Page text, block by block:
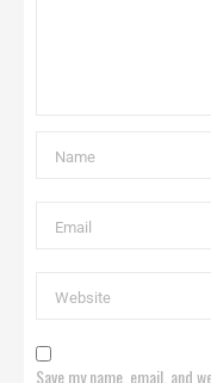
Save my name, email, and